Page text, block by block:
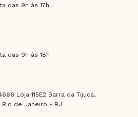
das 9h às 17h
das 9h às 18h
Loja 115E2 Barra da Tijuca,
de Janeiro - RJ